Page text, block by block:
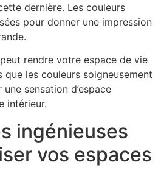
dernière. Les couleurs
pour donner une impression
peut rendre votre espace de vie
que les couleurs soigneusement
sensation d’espace
intérieur.
ingénieuses
vos espaces